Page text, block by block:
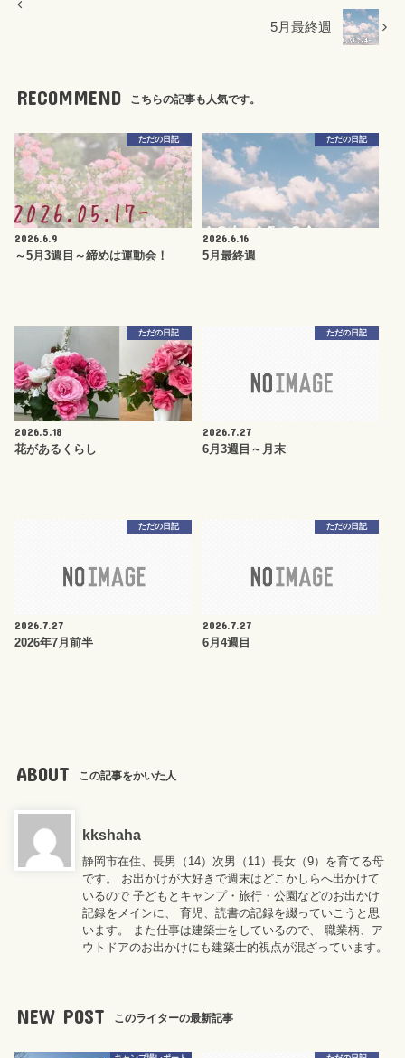
5月最終週
RECOMMEND こちらの記事も人気です。
ただの日記
2026.6.9
～5月3週目～締めは運動会！
ただの日記
2026.6.16
5月最終週
ただの日記
2026.5.18
花があるくらし
ただの日記
2026.7.27
6月3週目～月末
ただの日記
2026.7.27
2026年7月前半
ただの日記
2026.7.27
6月4週目
ABOUT この記事をかいた人
kkshaha
静岡市在住、長男（14）次男（11）長女（9）を育てる母
です。 お出かけが大好きで週末はどこかしらへ出かけて
いるので 子どもとキャンプ・旅行・公園などのお出かけ
記録をメインに、 育児、読書の記録を綴っていこうと思
います。 また仕事は建築士をしているので、 職業柄、ア
ウトドアのお出かけにも建築士的視点が混ざっています。
NEW POST このライターの最新記事